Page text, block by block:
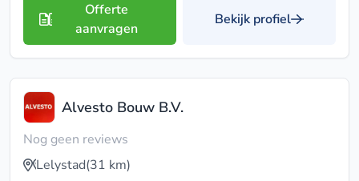
Offerte
aanvragen
Bekijk profiel
Alvesto Bouw B.V.
Nog geen reviews
Lelystad(31 km)